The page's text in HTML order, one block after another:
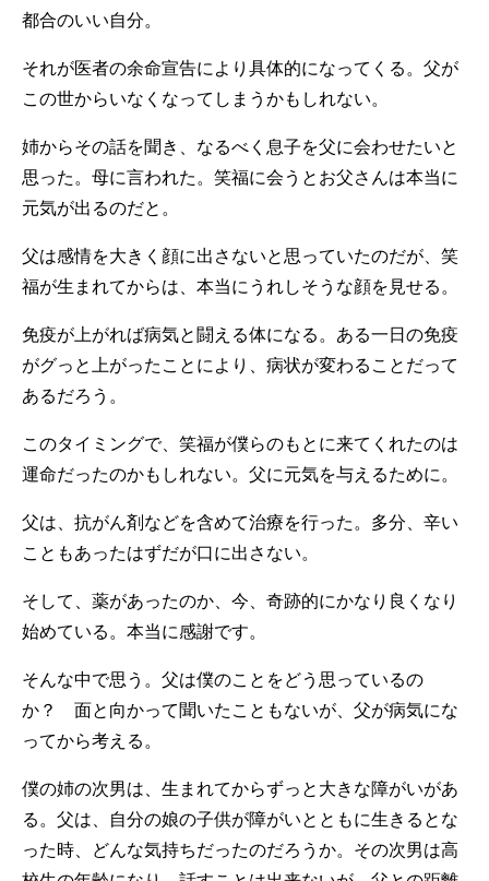
都合のいい自分。
それが医者の余命宣告により具体的になってくる。父が
この世からいなくなってしまうかもしれない。
姉からその話を聞き、なるべく息子を父に会わせたいと
思った。母に言われた。笑福に会うとお父さんは本当に
元気が出るのだと。
父は感情を大きく顔に出さないと思っていたのだが、笑
福が生まれてからは、本当にうれしそうな顔を見せる。
免疫が上がれば病気と闘える体になる。ある一日の免疫
がグっと上がったことにより、病状が変わることだって
あるだろう。
このタイミングで、笑福が僕らのもとに来てくれたのは
運命だったのかもしれない。父に元気を与えるために。
父は、抗がん剤などを含めて治療を行った。多分、辛い
こともあったはずだが口に出さない。
そして、薬があったのか、今、奇跡的にかなり良くなり
始めている。本当に感謝です。
そんな中で思う。父は僕のことをどう思っているの
か？ 面と向かって聞いたこともないが、父が病気にな
ってから考える。
僕の姉の次男は、生まれてからずっと大きな障がいがあ
る。父は、自分の娘の子供が障がいとともに生きるとな
った時、どんな気持ちだったのだろうか。その次男は高